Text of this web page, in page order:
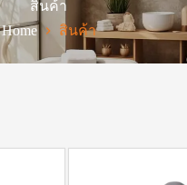
สินค้า
Home
สินค้า